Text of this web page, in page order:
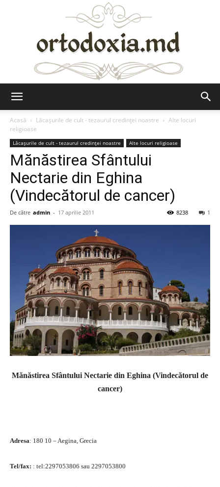
Acasă
Lăcaşurile de cult - tezaurul credinţei noastre
Alte locuri
religioase
Lăcaşurile de cult - tezaurul credinţei noastre Alte locuri religioase
Mănăstirea Sfântului
Nectarie din Eghina
(Vindecătorul de cancer)
De către admin - 17 aprilie 2011 1
8238
Mănăstirea Sfântului Nectarie din Eghina (Vindecătorul de
cancer)
Adresa: 180 10 – Aegina, Grecia
Tel/fax: : tel:2297053806 sau 2297053800